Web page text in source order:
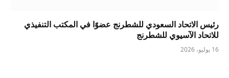
رئيس الاتحاد السعودي للشطرنج عضوًا في المكتب التنفيذي
للاتحاد الآسيوي للشطرنج
16 يوليو، 2026